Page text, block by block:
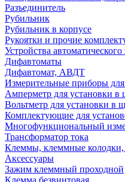
Разъединитель
Рубильник
Рубильник в корпусе
Рукоятки и прочие
Устройства
Дифавтоматы
Дифавтомат, АВДТ
Измерительные приборы
Амперметр для установки в
Вольтметр для установки в
Комплектующие для
Многофункциональный
Трансформатор тока
Клеммы, клеммные
Аксессуары
Зажим клеммный проходной
Клемма безвинтовая